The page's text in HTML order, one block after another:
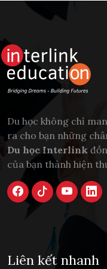
Du học không chỉ
ra cho bạn những
Du học Interlink
của bạn thành hiện
Liên kết nhanh